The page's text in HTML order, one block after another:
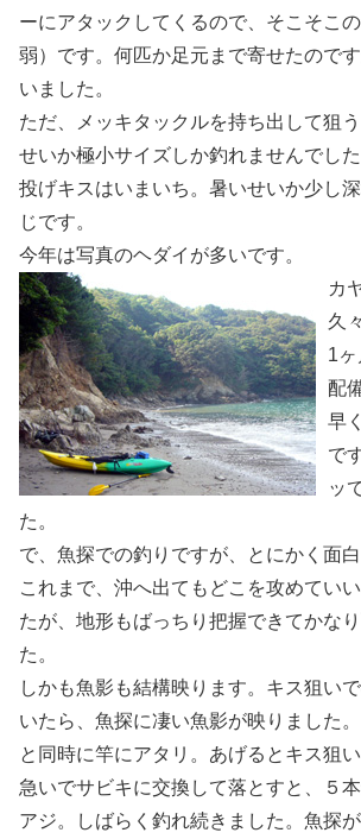
ーにアタックしてくるので、そこそこ
弱）です。何匹か足元まで寄せたので
いました。
ただ、メッキタックルを持ち出して狙
せいか極小サイズしか釣れませんでし
投げキスはいまいち。暑いせいか少し
じです。
今年は写真のヘダイが多いです。
カ
久
1
配
早
で
ッ
た。
で、魚探での釣りですが、とにかく面白
これまで、沖へ出てもどこを攻めてい
たが、地形もばっちり把握できてかな
た。
しかも魚影も結構映ります。キス狙い
いたら、魚探に凄い魚影が映りました。
と同時に竿にアタリ。あげるとキス狙
急いでサビキに交換して落とすと、５
アジ。しばらく釣れ続きました。魚探